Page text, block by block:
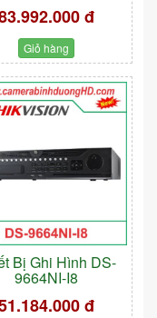
đ
Giỏ hàng
Bị Ghi Hình DS-
9664NI-I8
đ